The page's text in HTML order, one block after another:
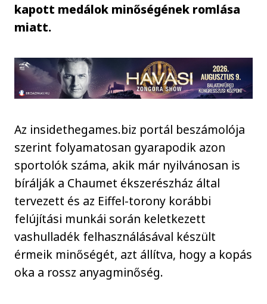
kapott medálok minőségének romlása
miatt.
Az insidethegames.biz portál beszámolója
szerint folyamatosan gyarapodik azon
sportolók száma, akik már nyilvánosan is
bírálják a Chaumet ékszerészház által
tervezett és az Eiffel-torony korábbi
felújítási munkái során keletkezett
vashulladék felhasználásával készült
érmeik minőségét, azt állítva, hogy a kopás
oka a rossz anyagminőség.